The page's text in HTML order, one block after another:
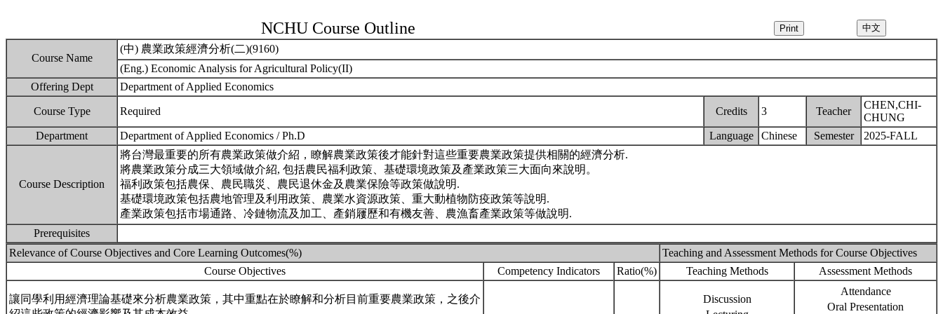
NCHU Course Outline
Course Name
(中) 農業政策經濟分析(二)(9160)
(Eng.) Economic Analysis for Agricultural Policy(II)
Offering Dept
Department of Applied Economics
Course Type Required Credits 3 Teacher
CHEN,CHI-
CHUNG
Department
Department of Applied Economics / Ph.D Language Chinese Semester 2025-FALL
Course Description
將台灣最重要的所有農業政策做介紹，瞭解農業政策後才能針對這些重要農業政策提供相關的經濟分析.
將農業政策分成三大領域做介紹, 包括農民福利政策、基礎環境政策及產業政策三大面向來說明。
福利政策包括農保、農民職災、農民退休金及農業保險等政策做說明.
基礎環境政策包括農地管理及利用政策、農業水資源政策、重大動植物防疫政策等說明.
產業政策包括市場通路、冷鏈物流及加工、產銷屨歷和有機友善、農漁畜產業政策等做說明.
Prerequisites
Relevance of Course Objectives and Core Learning Outcomes(%)
Teaching and Assessment Methods for Course Objectives
Course Objectives
Competency Indicators Ratio(%) Teaching Methods Assessment Methods
讓同學利用經濟理論基礎來分析農業政策，其中重點在於瞭解和分析目前重要農業政策，之後介
Discussion
Attendance
Oral Presentation